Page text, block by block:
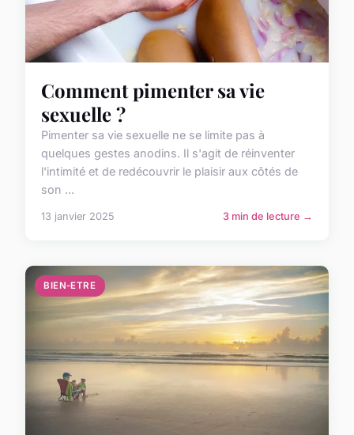
Comment pimenter sa vie
sexuelle ?
Pimenter sa vie sexuelle ne se limite pas à
quelques gestes anodins. Il s'agit de réinventer
l'intimité et de redécouvrir le plaisir aux côtés de
son ...
13 janvier 2025 3 min de lecture →
BIEN-ETRE